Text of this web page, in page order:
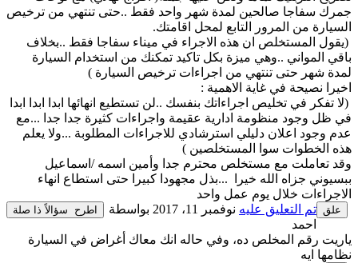
جمرك سفاجا صالحين لمدة شهر واحد فقط ..حتى تنتهي من ترخيص
السيارة من المرور التابع لمحل اقامتك.
(يقول المستخلص ان هذه الاجراء في ميناء سفاجا فقط ..بخلاف
باقي المواني ..وهي ميزة بكل تاكيد تمكنك من استخدام السيارة
لمدة شهر حتى تنتهي من اجراءات ترخيص السيارة )
اخيرا نصيحة في غاية الاهمية :
(لا تفكر في تخليص اجراءاتك بنفسك ..لن تستطيع انهائها ابدا ابدا ابدا
في ظل وجود منظومة ادارية عقيمة واجراءات كثيرة جدا جدا ...مع
عدم وجود اعلان دليلي استرشادي للاجراءات المطلوبة ...ولا يعلم
هذه الخطوات سوا المستخلصين )
وقد تعاملت مع مستخلص محترم جدا وأمين اسمه /اسماعيل
ببسيوني جزاه الله خيرا ...بذل مجهودا كبيرا حتى استطاع انهاء
الاجراءات خلال يوم عمل واحد
تم التعليق عليه نوفمبر 11، 2017
بواسطة
احمد
ياريت رقم المخلص ده، وفي حاله انك معاك أغراض في السيارة
نظامها ايه